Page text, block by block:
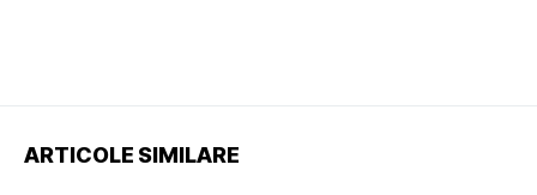
ARTICOLE SIMILARE